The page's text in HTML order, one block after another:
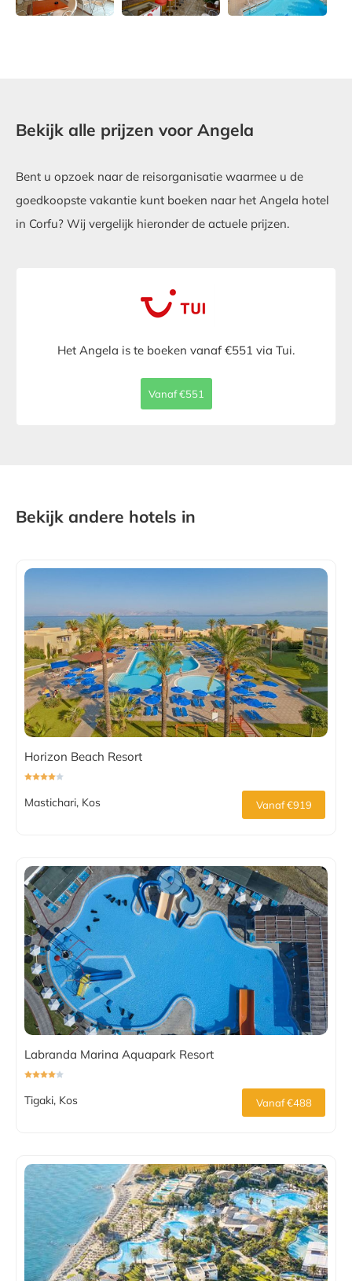
Bekijk alle prijzen voor Angela
Bent u opzoek naar de reisorganisatie waarmee u de
goedkoopste vakantie kunt boeken naar het Angela hotel
in Corfu? Wij vergelijk hieronder de actuele prijzen.
Het Angela is te boeken vanaf €551 via Tui.
Vanaf €551
Bekijk andere hotels in
Horizon Beach Resort
Mastichari, Kos Vanaf €919
Labranda Marina Aquapark Resort
Tigaki, Kos Vanaf €488